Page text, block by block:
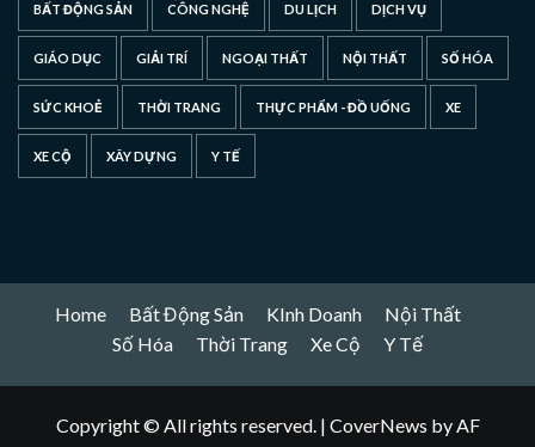
BẤT ĐỘNG SẢN CÔNG NGHỆ DU LỊCH DỊCH VỤ
GIÁO DỤC GIẢI TRÍ NGOẠI THẤT NỘI THẤT SỐ HÓA
SỨC KHOẺ THỜI TRANG THỰC PHẨM - ĐỒ UỐNG XE
XE CỘ XÂY DỰNG Y TẾ
Home Bất Động Sản KInh Doanh
Nội Thất
Số Hóa
Thời Trang Xe Cộ Y Tế
Copyright © All rights reserved. | CoverNews by AF